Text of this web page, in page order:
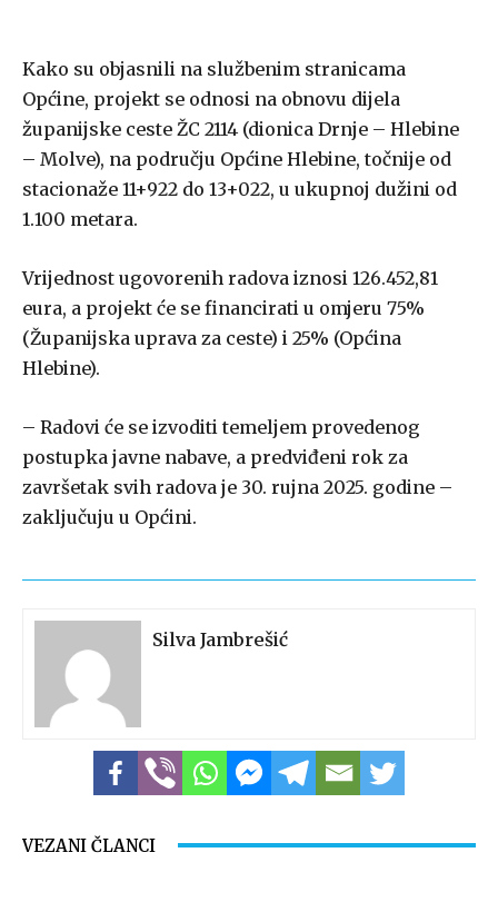
Kako su objasnili na službenim stranicama
Općine, projekt se odnosi na obnovu dijela
županijske ceste ŽC 2114 (dionica Drnje – Hlebine
– Molve), na području Općine Hlebine, točnije od
stacionaže 11+922 do 13+022, u ukupnoj dužini od
1.100 metara.
Vrijednost ugovorenih radova iznosi 126.452,81
eura, a projekt će se financirati u omjeru 75%
(Županijska uprava za ceste) i 25% (Općina
Hlebine).
– Radovi će se izvoditi temeljem provedenog
postupka javne nabave, a predviđeni rok za
završetak svih radova je 30. rujna 2025. godine –
zaključuju u Općini.
Silva Jambrešić
VEZANI ČLANCI